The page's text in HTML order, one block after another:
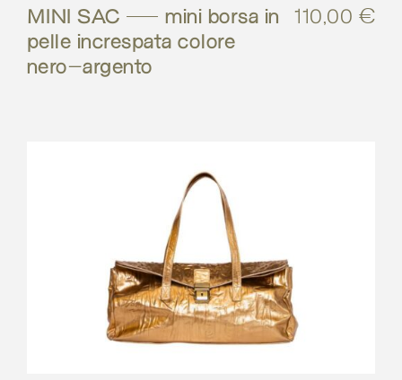
MINI SAC – mini borsa in
pelle increspata colore
nero-argento
110,00 €